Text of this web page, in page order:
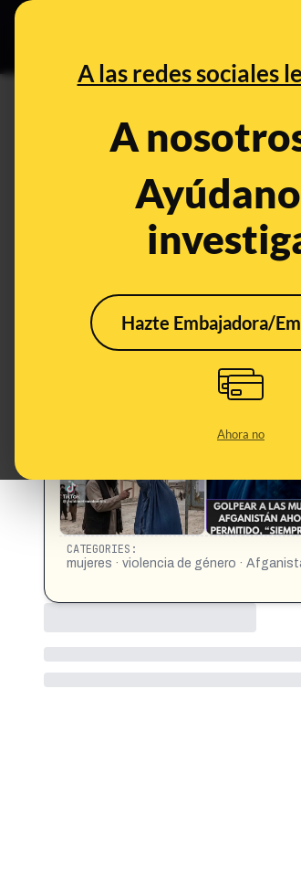
A las redes sociales
A
Hazte Embajadora/
Ahora no
¿El nuevo Código
golpee a su
This content
What's being said:
«El nuevo Código Penal
esposa mientras no deje
El nuevo Código Penal impuesto por
CATEGORIES:
mujeres · violencia de género ·